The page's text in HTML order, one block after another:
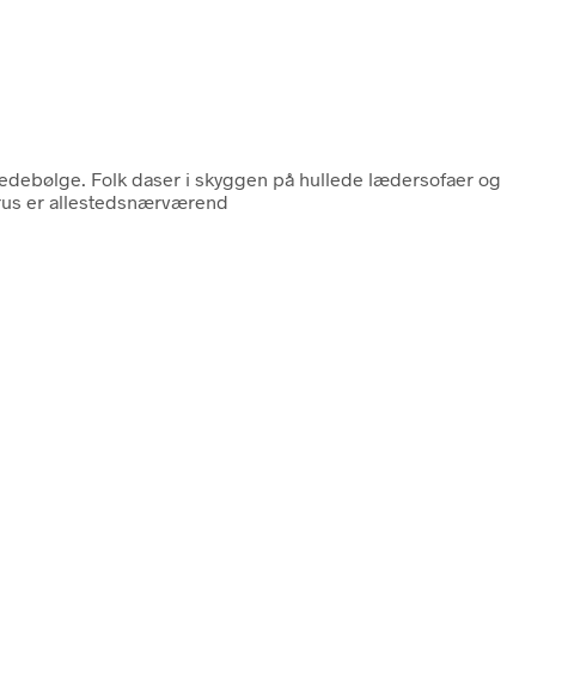
Folk daser i skyggen på hullede lædersofaer og
er allestedsnærværend